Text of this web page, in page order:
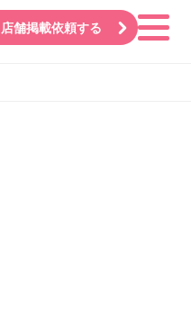
店舗掲載依頼する